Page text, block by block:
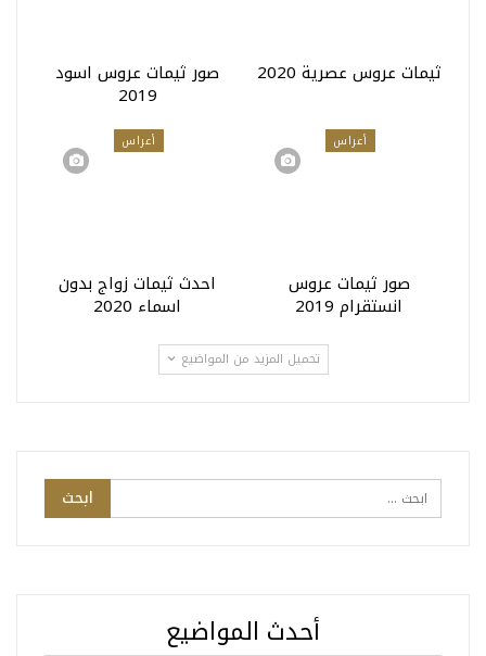
ثيمات عروس عصرية 2020 صور ثيمات عروس اسود
2019
أعراس
صور ثيمات عروس
انستقرام 2019
أعراس
احدث ثيمات زواج بدون
اسماء 2020
تحميل المزيد من المواضيع
أحدث المواضيع